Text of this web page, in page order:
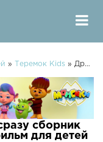
» Теремок Kids » Дракоша Тоша - все серии сразу сборник 11-15 - развивающий мультфильм для детей
сборник
для детей